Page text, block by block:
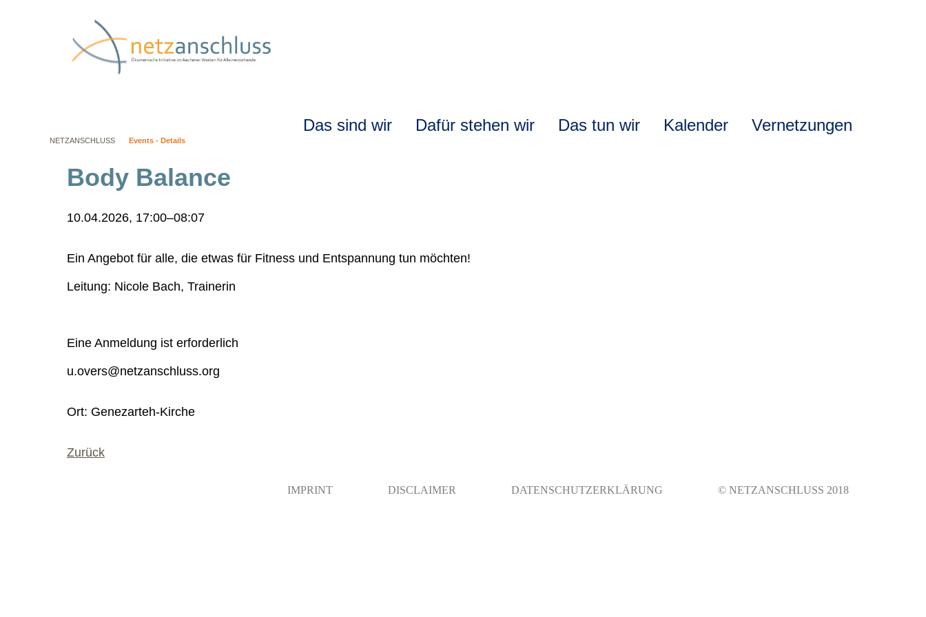
überspringen
Das sind wir Dafür stehen wir Das tun wir Kalender Vernetzungen
NETZANSCHLUSS Events - Details
Body Balance
10.04.2026, 17:00–08:07
Ein Angebot für alle, die etwas für Fitness und Entspannung tun möchten!
Leitung: Nicole Bach, Trainerin
Eine Anmeldung ist erforderlich
u.overs@netzanschluss.org
Ort: Genezarteh-Kirche
Zurück
IMPRINT DISCLAIMER DATENSCHUTZERKLÄRUNG © NETZANSCHLUSS 2018